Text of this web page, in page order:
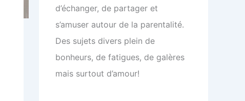
d’échanger, de partager et
s’amuser autour de la parentalité.
Des sujets divers plein de
bonheurs, de fatigues, de galères
mais surtout d’amour!